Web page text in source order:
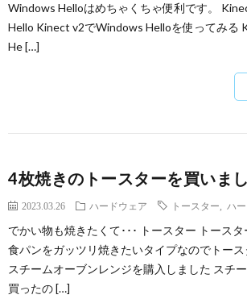
Windows Helloはめちゃくちゃ便利です。
Hello Kinect v2でWindows Helloを使ってみる
He […]
4枚焼きのトースターを買いま
2023.03.26 ハードウェア トースター ハ
でかい物も焼きたくて･･･ トースター トース
食パンをガッツリ焼きたいタイプなのでトース
スチームオーブンレンジを購入しました スチ
買ったの […]